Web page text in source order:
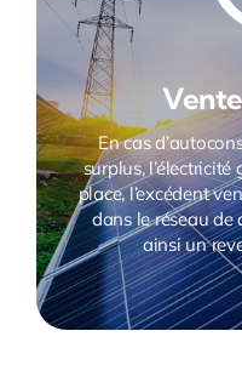
En cas
surplus,
place, l’excédent
dans le réseau
ainsi un